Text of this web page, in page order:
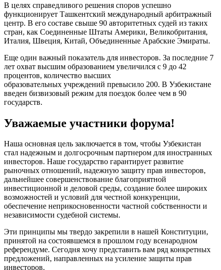
В целях справедливого решения споров успешно
функционирует Ташкентский международный арбитражный
центр. В его составе свыше 90 авторитетных судей из таких
стран, как Соединенные Штаты Америки, Великобритания,
Италия, Швеция, Китай, Объединенные Арабские Эмираты.
Еще один важный показатель для инвесторов. За последние 7
лет охват высшим образованием увеличился с 9 до 42
процентов, количество высших
образовательных учреждений превысило 200. В Узбекистане
введен бизвизовый режим для поездок более чем в 90
государств.
Уважаемые участники форума!
Наша основная цель заключается в том, чтобы Узбекистан
стал надежным и долгосрочным партнером для иностранных
инвесторов. Наше государство гарантирует развитие
рыночных отношений, надежную защиту прав инвесторов,
дальнейшее совершенствование благоприятной
инвестиционной и деловой среды, создание более широких
возможностей и условий для честной конкуренции,
обеспечение неприкосновенности частной собственности и
независимости судебной системы.
Эти принципы мы твердо закрепили в нашей Конституции,
принятой на состоявшемся в прошлом году всенародном
референдуме. Сегодня хочу представить вам ряд конкретных
предложений, направленных на усиление защиты прав
инвесторов.